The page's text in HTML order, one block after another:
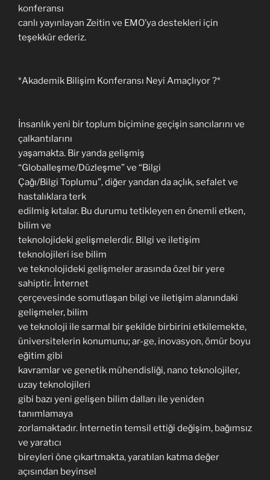
konferansı
canlı yayınlayan Zeitin ve EMO’ya destekleri için
teşekkür ederiz.
*Akademik Bilişim Konferansı Neyi Amaçlıyor ?*
İnsanlık yeni bir toplum biçimine geçişin sancılarını ve
çalkantılarını
yaşamakta. Bir yanda gelişmiş
“Globalleşme/Düzleşme” ve “Bilgi
Çağı/Bilgi Toplumu”, diğer yandan da açlık, sefalet ve
hastalıklara terk
edilmiş kıtalar. Bu durumu tetikleyen en önemli etken,
bilim ve
teknolojideki gelişmelerdir. Bilgi ve iletişim
teknolojileri ise bilim
ve teknolojideki gelişmeler arasında özel bir yere
sahiptir. İnternet
çerçevesinde somutlaşan bilgi ve iletişim alanındaki
gelişmeler, bilim
ve teknoloji ile sarmal bir şekilde birbirini etkilemekte,
üniversitelerin konumunu; ar-ge, inovasyon, ömür boyu
eğitim gibi
kavramlar ve genetik mühendisliği, nano teknolojiler,
uzay teknolojileri
gibi bazı yeni gelişen bilim dalları ile yeniden
tanımlamaya
zorlamaktadır. İnternetin temsil ettiği değişim, bağımsız
ve yaratıcı
bireyleri öne çıkartmakta, yaratılan katma değer
açısından beyinsel